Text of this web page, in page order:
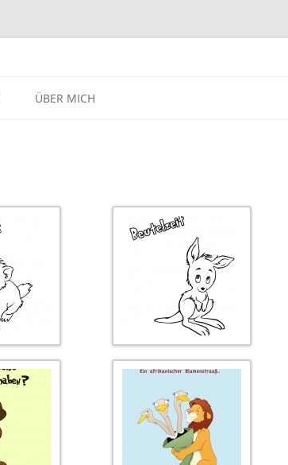
ÜBER MICH